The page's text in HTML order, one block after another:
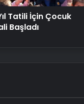
Tatili İçin Çocuk
Başladı